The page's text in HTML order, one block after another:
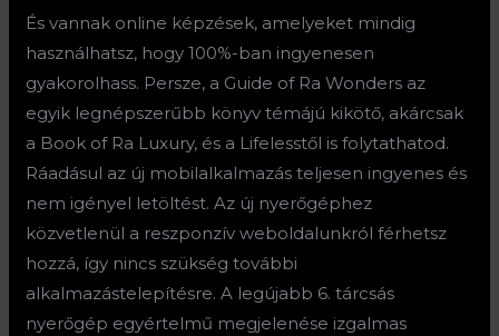
És vannak online képzések, amelyeket mindig
használhatsz, hogy 100%-ban ingyenesen
gyakorolhass. Persze, a Guide of Ra Wonders az
egyik legnépszerűbb könyv témájú kikötő, akárcsak
a Book of Ra Luxury, és a Lifelesstől is folytathatod.
Ráadásul az új mobilalkalmazás teljesen ingyenes és
nem igényel letöltést. Az új nyerőgéphez
közvetlenül a reszponzív weboldalunkról férhetsz
hozzá, így nincs szükség további
alkalmazástelepítésre. A legújabb 6. tárcsás
nyerőgép egyértelmű megjelenése izgalmas